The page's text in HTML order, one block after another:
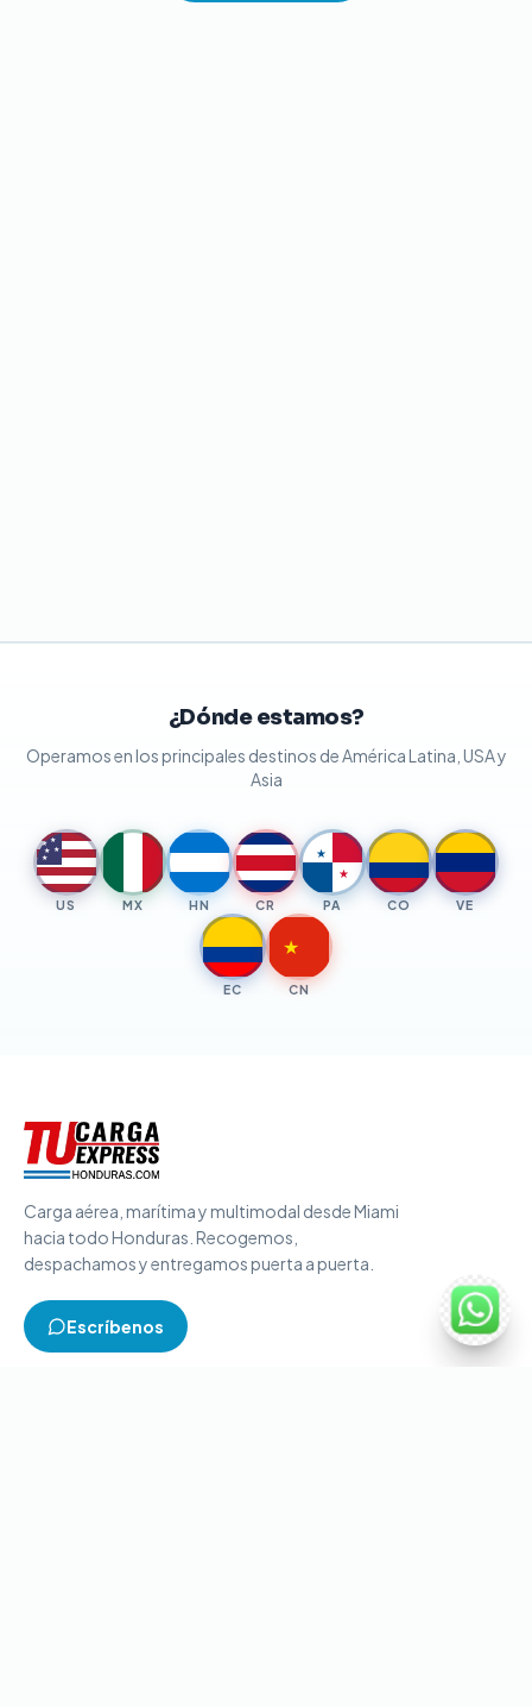
¿Dónde estamos?
Operamos en los principales destinos de América Latina, USA y
Asia
★ ★
★ ★
★
US MX HN CR
★
★
PA CO VE
EC
★
CN
Carga aérea, marítima y multimodal desde Miami
hacia todo Honduras. Recogemos,
despachamos y entregamos puerta a puerta.
Escríbenos